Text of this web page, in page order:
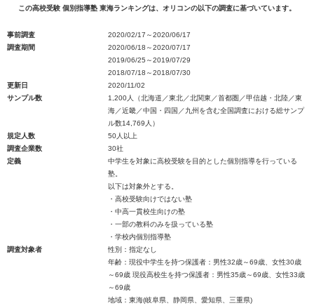
この高校受験 個別指導塾 東海ランキングは、オリコンの以下の調査に基づいています。
事前調査
2020/02/17～2020/06/17
調査期間
2020/06/18～2020/07/17
2019/06/25～2019/07/29
2018/07/18～2018/07/30
更新日
2020/11/02
サンプル数
1,200人（北海道／東北／北関東／首都圏／甲信越・北陸／東
海／近畿／中国・四国／九州を含む全国調査における総サンプ
ル数14,769人）
規定人数
50人以上
調査企業数
30社
定義
中学生を対象に高校受験を目的とした個別指導を行っている
塾。
以下は対象外とする。
・高校受験向けではない塾
・中高一貫校生向けの塾
・一部の教科のみを扱っている塾
・学校内個別指導塾
調査対象者
性別：指定なし
年齢：現役中学生を持つ保護者：男性32歳～69歳、女性30歳
～69歳 現役高校生を持つ保護者：男性35歳～69歳、女性33歳
～69歳
地域：東海(岐阜県、静岡県、愛知県、三重県)